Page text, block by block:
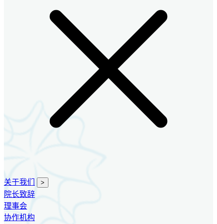
关于我们 >
院长致辞
理事会
协作机构